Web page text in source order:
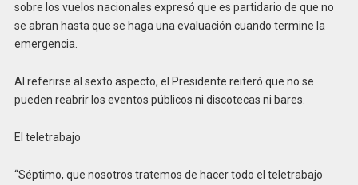
sobre los vuelos nacionales expresó que es partidario de que no
se abran hasta que se haga una evaluación cuando termine la
emergencia.
Al referirse al sexto aspecto, el Presidente reiteró que no se
pueden reabrir los eventos públicos ni discotecas ni bares.
El teletrabajo
“Séptimo, que nosotros tratemos de hacer todo el teletrabajo